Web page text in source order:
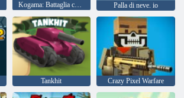
Kogama: Battaglia contro il boss Palla di neve. io
Tankhit Crazy Pixel Warfare